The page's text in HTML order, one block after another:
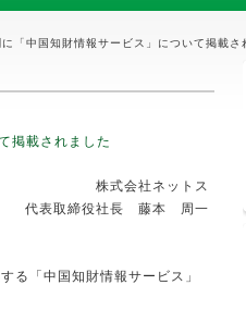
「中国知財情報サービス」について掲載さ
掲載されました
株式会社ネットス
代表取締役社長 藤本 周一
る「中国知財情報サービス」